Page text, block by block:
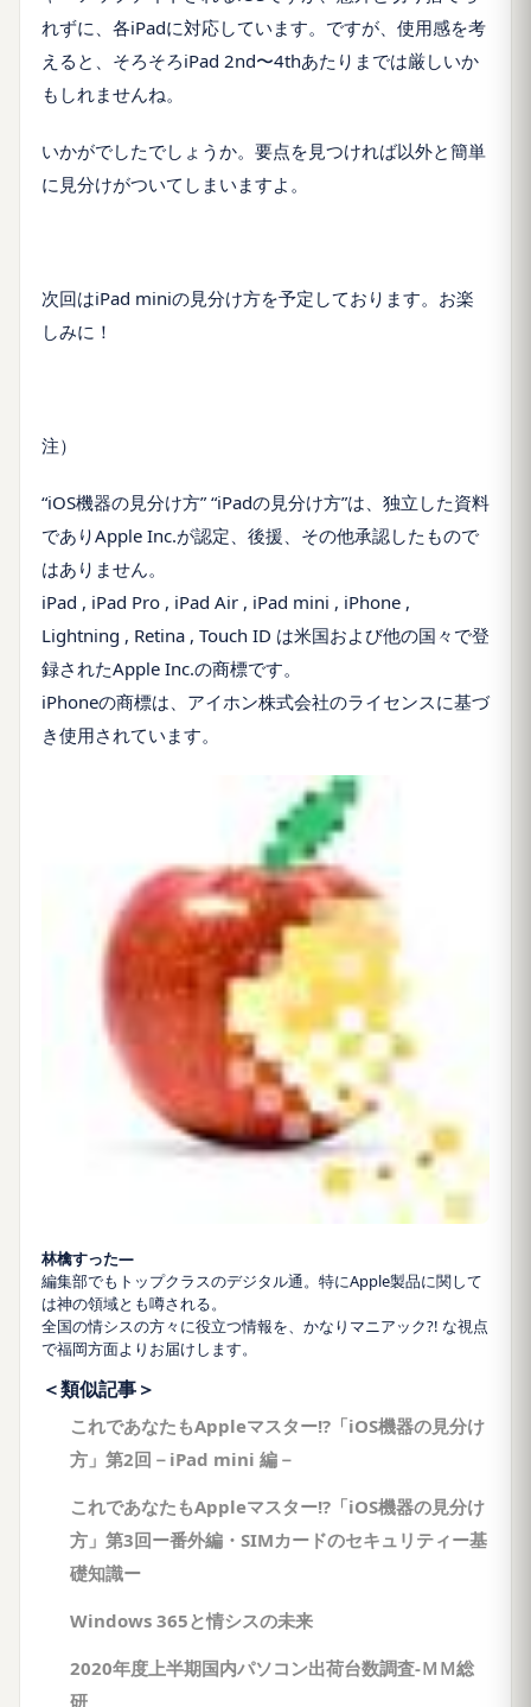
れずに、各iPadに対応しています。ですが、使用感を考
えると、そろそろiPad 2nd〜4thあたりまでは厳しいか
もしれませんね。
いかがでしたでしょうか。要点を見つければ以外と簡単
に見分けがついてしまいますよ。
次回はiPad miniの見分け方を予定しております。お楽
しみに！
注）
“iOS機器の見分け方” “iPadの見分け方”は、独立した資料
でありApple Inc.が認定、後援、その他承認したもので
はありません。
iPad , iPad Pro , iPad Air , iPad mini , iPhone ,
Lightning , Retina , Touch ID は米国および他の国々で登
録されたApple Inc.の商標です。
iPhoneの商標は、アイホン株式会社のライセンスに基づ
き使用されています。
林檎すった―
編集部でもトップクラスのデジタル通。特にApple製品に関して
は神の領域とも噂される。
全国の情シスの方々に役立つ情報を、かなりマニアック?! な視点
で福岡方面よりお届けします。
＜類似記事＞
これであなたもAppleマスター!?「iOS機器の見分け
方」第2回－iPad mini 編－
これであなたもAppleマスター!?「iOS機器の見分け
方」第3回ー番外編・SIMカードのセキュリティー基
礎知識ー
Windows 365と情シスの未来
2020年度上半期国内パソコン出荷台数調査-ＭＭ総
研